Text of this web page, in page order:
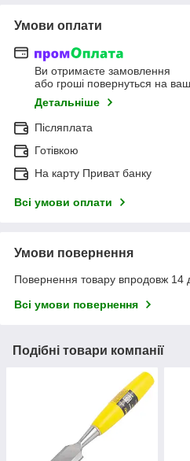
Умови оплати
Ви отримаєте замовлення
або гроші повернуться на
Детальніше
Післяплата
Готівкою
На карту Приват банку
Всі умови оплати
Умови повернення
Повернення товару впродовж 14
Всі умови повернення
Подібні товари компанії